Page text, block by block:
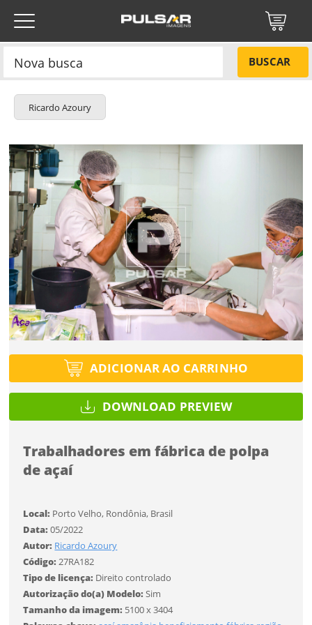
BUSCAR
Ricardo Azoury
ADICIONAR AO CARRINHO
DOWNLOAD PREVIEW
Trabalhadores em fábrica de polpa
de açaí
Local: Porto Velho, Rondônia, Brasil
Data:05/2022
Autor: Ricardo Azoury
Código:27RA182
Tipo de licença: Direito controlado
Autorização do(a) Modelo:Sim
Tamanho da imagem: 5100 x 3404
Título do projeto
Tipo de projeto
Selecione
Utilização
Tamanho
Códigos
Título do projeto
Selecione
Utilização
Formato
Esqueci a senha
ENTRAR
ENTRAR
ENVIAR
Protegido por reCAPTCHA —Privacidade·Termos
NÃO
SIM
Título do projeto
Tipo de projeto
Formato
Tamanho
Tamanho PR$ 57,00
Tamanho MR$ 114,00
Tamanho GR$ 171,00